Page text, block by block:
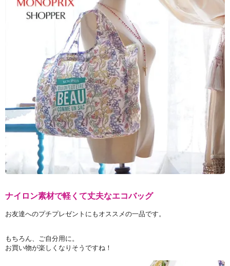
ナイロン素材で軽くて丈夫なエコバッグ
お友達へのプチプレゼントにもオススメの一品です。
もちろん、ご自分用に。
お買い物が楽しくなりそうですね！